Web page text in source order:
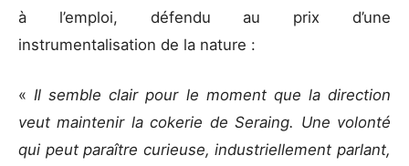
à l’emploi, défendu au prix d’une
instrumentalisation de la nature :
« Il semble clair pour le moment que la direction
veut maintenir la cokerie de Seraing. Une volonté
qui peut paraître curieuse, industriellement parlant,